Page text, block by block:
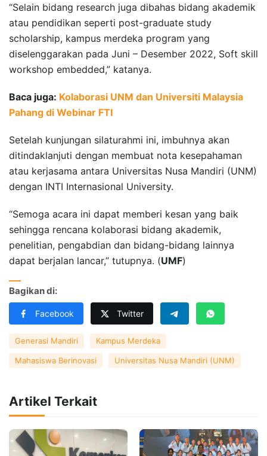
“Selain bidang research juga dibahas bidang akademik
atau pendidikan seperti post-graduate study
scholarship, kampus merdeka program yang
diselenggarakan pada Juni – Desember 2022, Soft skill
workshop embedded,” katanya.
Baca juga: Kolaborasi UNM dan Universiti Malaysia
Pahang di Webinar FTI
Setelah kunjungan silaturahmi ini, imbuhnya akan
ditindaklanjuti dengan membuat nota kesepahaman
atau kerjasama antara Universitas Nusa Mandiri (UNM)
dengan INTI Internasional University.
“Semoga acara ini dapat memberi kesan yang baik
sehingga rencana kolaborasi bidang akademik,
penelitian, pengabdian dan bidang-bidang lainnya
dapat berjalan lancar,” tutupnya. (UMF)
Bagikan di:
Facebook Twitter
Generasi Mandiri Kampus Merdeka
Mahasiswa Berinovasi Universitas Nusa Mandiri (UNM)
Artikel Terkait